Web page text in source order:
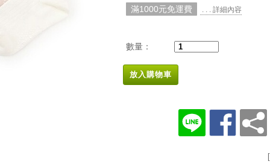
滿1000元免運費
. . . 詳細內容
數量：
放入購物車